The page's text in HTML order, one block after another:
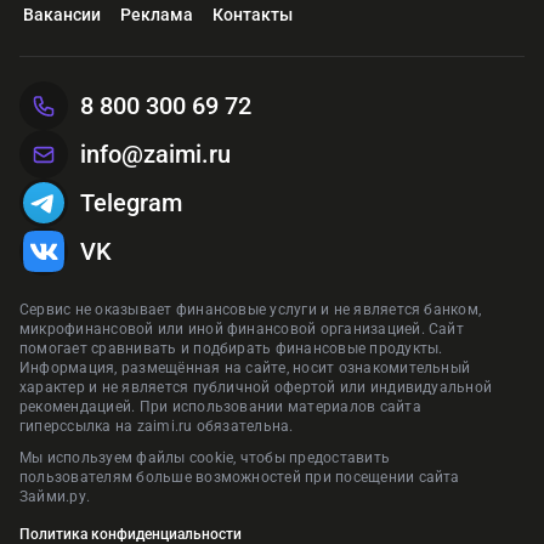
Вакансии
Реклама Контакты
Сервис не оказывает финансовые услуги и не является банком,
микрофинансовой или иной финансовой организацией. Сайт
помогает сравнивать и подбирать финансовые продукты.
Информация, размещённая на сайте, носит ознакомительный
характер и не является публичной офертой или индивидуальной
рекомендацией. При использовании материалов сайта
гиперссылка на zaimi.ru обязательна.
Мы используем файлы cookie, чтобы предоставить
пользователям больше возможностей при посещении сайта
Займи.ру.
Политика конфиденциальности
8 800 300 69 72
info@zaimi.ru
Telegram
VK